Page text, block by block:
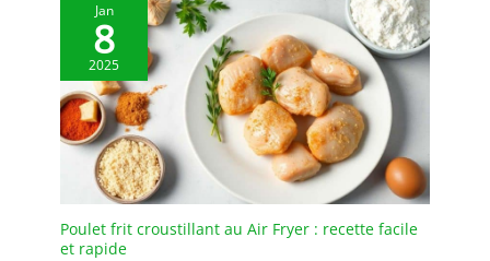
Jan
8
2025
Poulet frit croustillant au Air Fryer : recette facile
et rapide